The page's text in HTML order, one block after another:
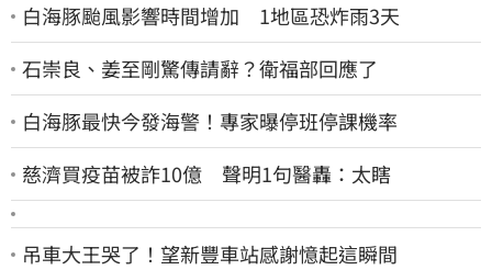
白海豚颱風影響時間增加 1地區恐炸雨3天
石崇良、姜至剛驚傳請辭？衛福部回應了
白海豚最快今發海警！專家曝停班停課機率
慈濟買疫苗被詐10億 聲明1句醫轟：太瞎
吊車大王哭了！望新豐車站感謝憶起這瞬間